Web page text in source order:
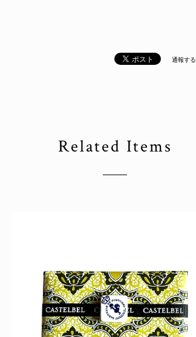
通報する
Related Items